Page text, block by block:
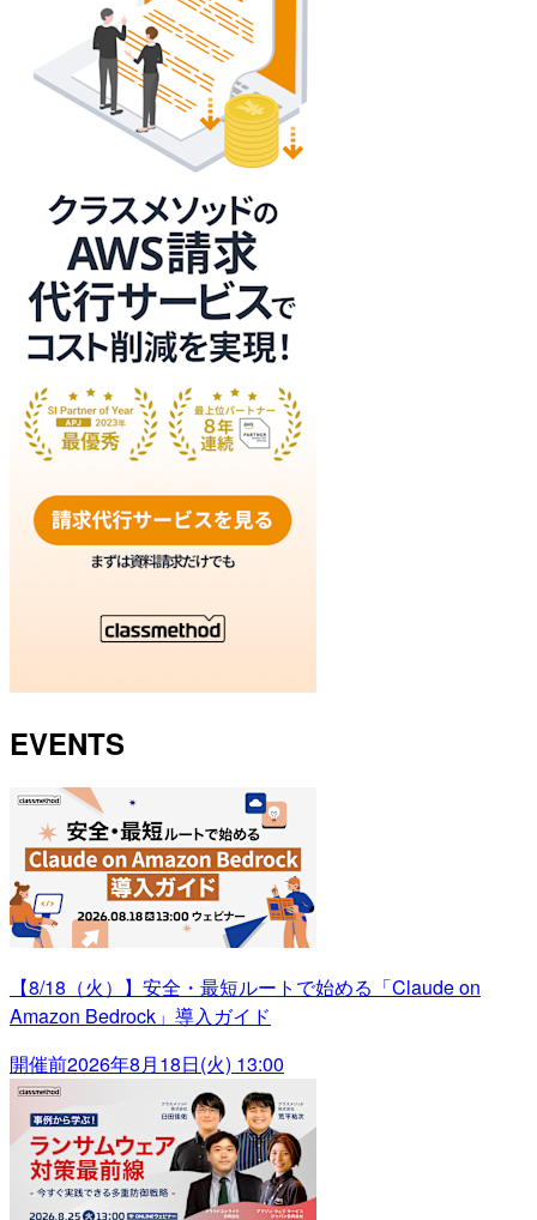
EVENTS
【8/18（火）】安全・最短ルートで始める「Claude on
Amazon Bedrock」導入ガイド
開催前2026年8月18日(火) 13:00